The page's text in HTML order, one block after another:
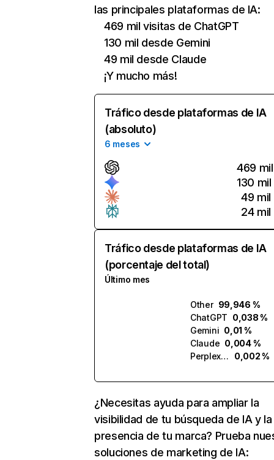
las principales plataformas de IA:
469 mil visitas de ChatGPT
130 mil desde Gemini
49 mil desde Claude
¡Y mucho más!
Tráfico desde plataformas de IA
(absoluto)
6 meses
469 mil
130 mil
49 mil
24 mil
Tráfico desde plataformas de IA
(porcentaje del total)
Último mes
Other 99,946 %
ChatGPT 0,038 %
Gemini 0,01 %
Claude 0,004 %
Perplexity
0,002 %
¿Necesitas ayuda para ampliar la
visibilidad de tu búsqueda de IA y la
presencia de tu marca? Prueba
soluciones de marketing de IA: